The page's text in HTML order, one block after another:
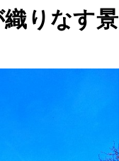
りなす景